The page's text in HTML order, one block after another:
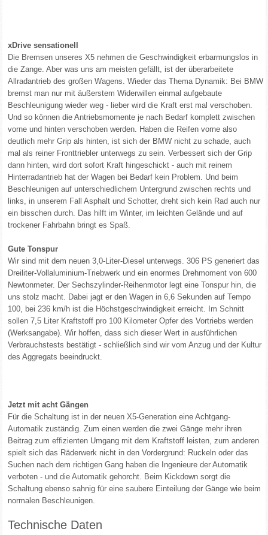
xDrive sensationell
Die Bremsen unseres X5 nehmen die Geschwindigkeit erbarmungslos in
die Zange. Aber was uns am meisten gefällt, ist der überarbeitete
Allradantrieb des großen Wagens. Wieder das Thema Dynamik: Bei BMW
bremst man nur mit äußerstem Widerwillen einmal aufgebaute
Beschleunigung wieder weg - lieber wird die Kraft erst mal verschoben.
Und so können die Antriebsmomente je nach Bedarf komplett zwischen
vorne und hinten verschoben werden. Haben die Reifen vorne also
deutlich mehr Grip als hinten, ist sich der BMW nicht zu schade, auch
mal als reiner Fronttriebler unterwegs zu sein. Verbessert sich der Grip
dann hinten, wird dort sofort Kraft hingeschickt - auch mit reinem
Hinterradantrieb hat der Wagen bei Bedarf kein Problem. Und beim
Beschleunigen auf unterschiedlichem Untergrund zwischen rechts und
links, in unserem Fall Asphalt und Schotter, dreht sich kein Rad auch nur
ein bisschen durch. Das hilft im Winter, im leichten Gelände und auf
trockener Fahrbahn bringt es Spaß.
Gute Tonspur
Wir sind mit dem neuen 3,0-Liter-Diesel unterwegs. 306 PS generiert das
Dreiliter-Vollaluminium-Triebwerk und ein enormes Drehmoment von 600
Newtonmeter. Der Sechszylinder-Reihenmotor legt eine Tonspur hin, die
uns stolz macht. Dabei jagt er den Wagen in 6,6 Sekunden auf Tempo
100, bei 236 km/h ist die Höchstgeschwindigkeit erreicht. Im Schnitt
sollen 7,5 Liter Kraftstoff pro 100 Kilometer Opfer des Vortriebs werden
(Werksangabe). Wir hoffen, dass sich dieser Wert in ausführlichen
Verbrauchstests bestätigt - schließlich sind wir vom Anzug und der Kultur
des Aggregats beeindruckt.
Jetzt mit acht Gängen
Für die Schaltung ist in der neuen X5-Generation eine Achtgang-
Automatik zuständig. Zum einen werden die zwei Gänge mehr ihren
Beitrag zum effizienten Umgang mit dem Kraftstoff leisten, zum anderen
spielt sich das Räderwerk nicht in den Vordergrund: Ruckeln oder das
Suchen nach dem richtigen Gang haben die Ingenieure der Automatik
verboten - und die Automatik gehorcht. Beim Kickdown sorgt die
Schaltung ebenso sahnig für eine saubere Einteilung der Gänge wie beim
normalen Beschleunigen.
Technische Daten